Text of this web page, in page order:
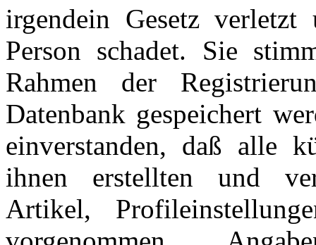
irgendein Gesetz verletzt
Person schadet. Sie
Rahmen der
Datenbank gespeichert
einverstanden, daß alle
ihnen erstellten und
Artikel,